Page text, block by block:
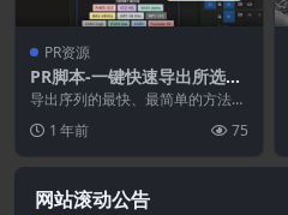
PR资源
PR脚本-一键快速导出所选序
列 One Click Export V1.2.4
导出序列的最快、最简单的方法。
择导出对象：Pr...
1 年前 75
网站滚动公告